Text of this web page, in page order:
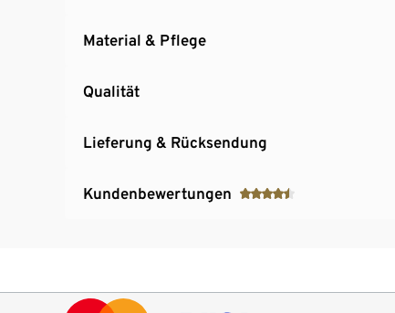
Material & Pflege
Qualität
Lieferung & Rücksendung
Kundenbewertungen